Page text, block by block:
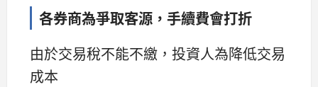
各券商為爭取客源，手續費會打折
由於交易稅不能不繳，投資人為降低交易
成本